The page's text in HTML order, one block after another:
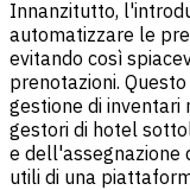
Innanzitutto,
automatizzare le
evitando così
prenotazioni.
gestione di inventari
gestori di hotel
e dell'assegnazione
utili di una